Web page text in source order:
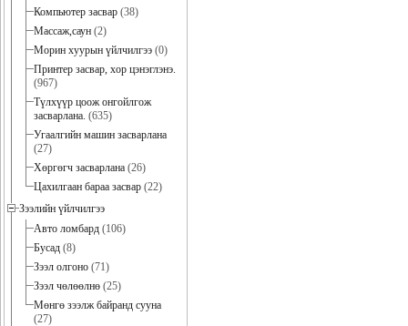
Компьютер засвар (38)
Массаж,саун (2)
Морин хуурын үйлчилгээ (0)
Принтер засвар, хор цэнэглэнэ.
(967)
Түлхүүр цоож онгойлгож
засварлана. (635)
Угаалгийн машин засварлана
(27)
Хөргөгч засварлана (26)
Цахилгаан бараа засвар (22)
Зээлийн үйлчилгээ
Авто ломбард (106)
Бусад (8)
Зээл олгоно (71)
Зээл чөлөөлнө (25)
Мөнгө зээлж байранд сууна
(27)